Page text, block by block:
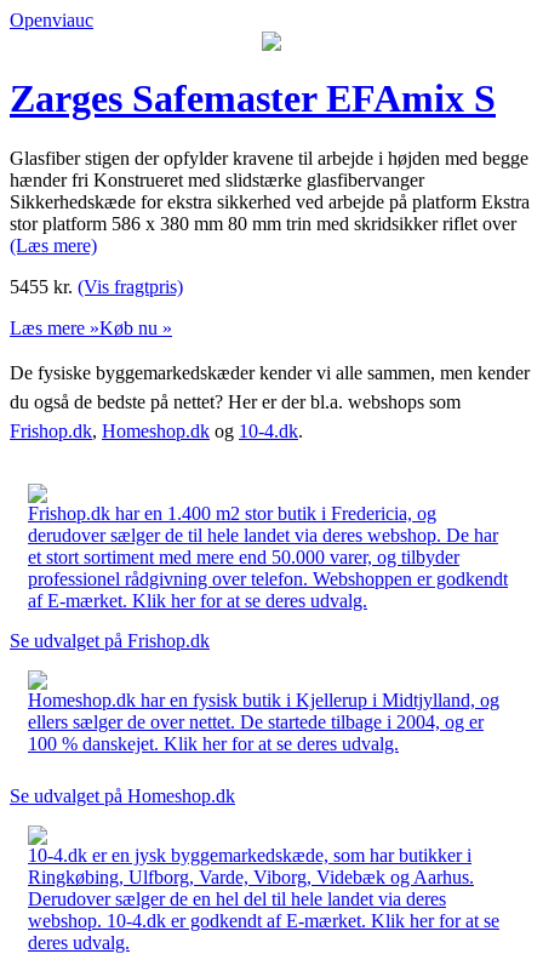
Openviauc
Zarges Safemaster EFAmix S
Glasfiber stigen der opfylder kravene til arbejde i højden med begge
hænder fri Konstrueret med slidstærke glasfibervanger
Sikkerhedskæde for ekstra sikkerhed ved arbejde på platform Ekstra
stor platform 586 x 380 mm 80 mm trin med skridsikker riflet over
(Læs mere)
5455 kr. (Vis fragtpris)
Læs mere »Køb nu »
De fysiske byggemarkedskæder kender vi alle sammen, men kender
du også de bedste på nettet? Her er der bl.a. webshops som
Frishop.dk, Homeshop.dk og 10-4.dk.
Frishop.dk har en 1.400 m2 stor butik i Fredericia, og
derudover sælger de til hele landet via deres webshop. De har
et stort sortiment med mere end 50.000 varer, og tilbyder
professionel rådgivning over telefon. Webshoppen er godkendt
af E-mærket. Klik her for at se deres udvalg.
Se udvalget på Frishop.dk
Homeshop.dk har en fysisk butik i Kjellerup i Midtjylland, og
ellers sælger de over nettet. De startede tilbage i 2004, og er
100 % danskejet. Klik her for at se deres udvalg.
Se udvalget på Homeshop.dk
10-4.dk er en jysk byggemarkedskæde, som har butikker i
Ringkøbing, Ulfborg, Varde, Viborg, Videbæk og Aarhus.
Derudover sælger de en hel del til hele landet via deres
webshop. 10-4.dk er godkendt af E-mærket. Klik her for at se
deres udvalg.